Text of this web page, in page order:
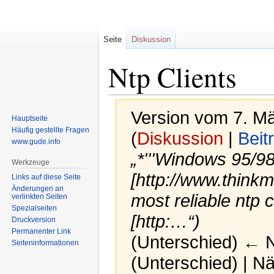
Ntp Clients
Version vom 7.
(Diskussion |
„*'''Windows 95/
[http://
most reliable ntp
[http:…“)
(Unterschied) ←
(Unterschied) |
Seite Diskussion
Hauptseite
Häufig gestellte Fragen
www.gude.info
Werkzeuge
Links auf diese Seite
Änderungen an
verlinkten Seiten
Spezialseiten
Druckversion
Permanenter Link
Seiten­informationen